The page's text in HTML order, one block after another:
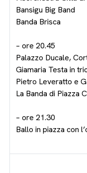
Bansigu Big Band
Banda Brisca
– ore 20.45
Palazzo Ducale,
Giamaria Testa in
Pietro Leveratto e
La Banda di Piazza
– ore 21.30
Ballo in piazza con